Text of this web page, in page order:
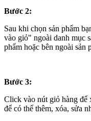
Bước 2:
Sau khi chọn sản phẩm
vào giỏ" ngoài danh mục
phẩm hoặc bên ngoài sản
Bước 3:
Click vào nút giỏ hàng để
để có thể thêm, xóa, sửa